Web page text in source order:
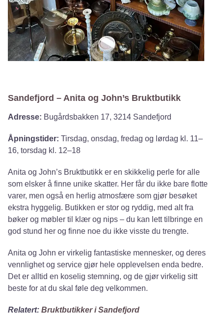
Sandefjord – Anita og John’s Bruktbutikk
Adresse: Bugårdsbakken 17, 3214 Sandefjord
Åpningstider: Tirsdag, onsdag, fredag og lørdag kl. 11–
16, torsdag kl. 12–18
Anita og John’s Bruktbutikk er en skikkelig perle for alle
som elsker å finne unike skatter. Her får du ikke bare flotte
varer, men også en herlig atmosfære som gjør besøket
ekstra hyggelig. Butikken er stor og ryddig, med alt fra
bøker og møbler til klær og nips – du kan lett tilbringe en
god stund her og finne noe du ikke visste du trengte.
Anita og John er virkelig fantastiske mennesker, og deres
vennlighet og service gjør hele opplevelsen enda bedre.
Det er alltid en koselig stemning, og de gjør virkelig sitt
beste for at du skal føle deg velkommen.
Relatert: Bruktbutikker i Sandefjord